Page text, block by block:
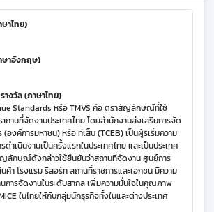
าไทย)
ษาอังกฤษ)
างวัล (ภาษาไทย)
Standards หรือ TMVS คือ ตราสัญลักษณ์ที่ใช้
านที่จัดงานประเทศไทย โดยสำนักงานส่งเสริมการจัด
(องค์การมหาชน) หรือ ทีเส็บ (TCEB) เป็นผู้ริเริ่มความ
เนินงานเป็นครั้งแรกในประเทศไทย และเป็นประเทศ
ญลักษณ์ดังกล่าวใช้ยืนยันว่าสถานที่จัดงาน ศูนย์การ
ค้า โรงแรม รีสอร์ท สถานที่ราชการและเอกชน มีความ
การจัดงานในระดับสากล เพิ่มความมั่นใจในคุณภาพ
ในไทยให้กับกลุ่มนักธุรกิจทั้งในและต่างประเทศ